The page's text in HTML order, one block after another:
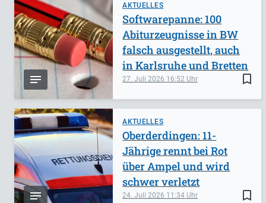
AKTUELLES
bookmark_border
27. Juli 2026 16:52
Softwarepanne: 100
Abiturzeugnisse in BW
falsch ausgestellt, auch
in Karlsruhe und Bretten
AKTUELLES
bookmark_border
24. Juli 2026 11:34
Oberderdingen: 11-
Jährige rennt bei Rot
über Ampel und wird
schwer verletzt